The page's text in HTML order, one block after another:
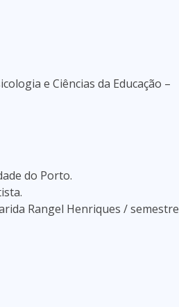
e Ciências da Educação –
do Porto.
Rangel Henriques / semestre